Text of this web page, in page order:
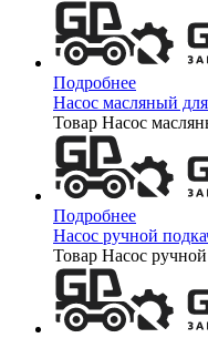
Подробнее
Насос масляный
Товар Насос
Подробнее
Насос ручной
Товар Насос